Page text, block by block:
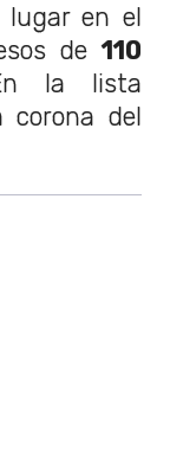
lugar en el
de110
la lista
corona del